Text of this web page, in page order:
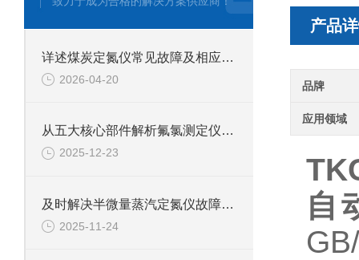
产品
品牌
应用领域
自
详述煤炭定氮仪常见故障及相应解决措施
2026-04-20
从五大核心部件解析氟氯测定仪的技术特点
2025-12-23
及时解决半微量蒸汽定氮仪故障是保障检测数据准确可靠的关键
2025-11-24